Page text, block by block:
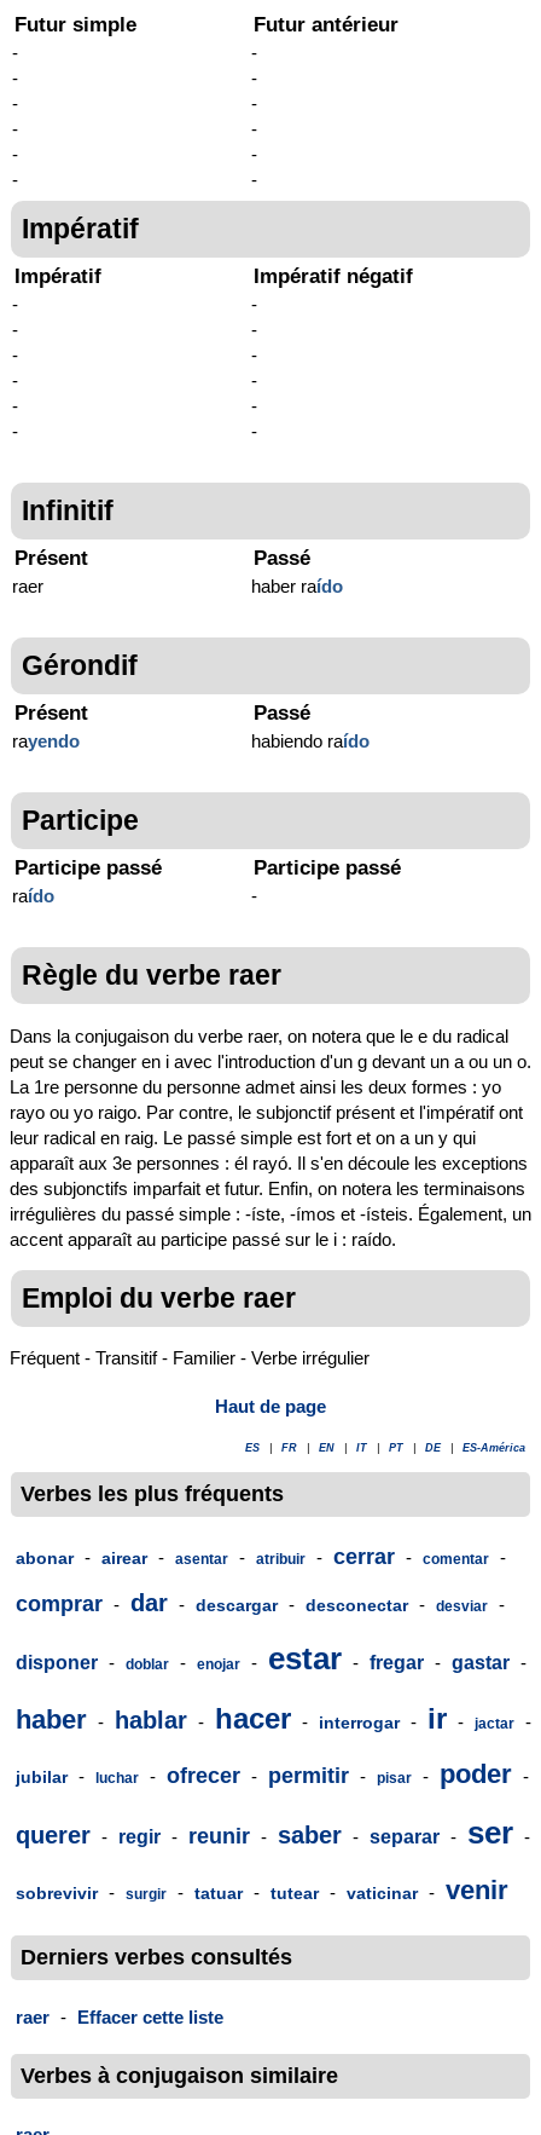
Futur simple
-
-
-
-
-
-
Futur antérieur
-
-
-
-
-
-
Impératif
Impératif
-
-
-
-
-
-
Impératif négatif
-
-
-
-
-
-
Infinitif
Présent
raer
Passé
haber raído
Gérondif
Présent
rayendo
Passé
habiendo raído
Participe
Participe passé
raído
Participe passé
-
Règle du verbe raer
Dans la conjugaison du verbe raer, on notera que le e du radical
peut se changer en i avec l'introduction d'un g devant un a ou un o.
La 1re personne du personne admet ainsi les deux formes : yo
rayo ou yo raigo. Par contre, le subjonctif présent et l'impératif ont
leur radical en raig. Le passé simple est fort et on a un y qui
apparaît aux 3e personnes : él rayó. Il s'en découle les exceptions
des subjonctifs imparfait et futur. Enfin, on notera les terminaisons
irrégulières du passé simple : -íste, -ímos et -ísteis. Également, un
accent apparaît au participe passé sur le i : raído.
Emploi du verbe raer
Fréquent - Transitif - Familier - Verbe irrégulier
Haut de page
ES FR EN IT PT DE ES-América
Verbes les plus fréquents
abonar - airear - asentar - atribuir - cerrar - comentar -
comprar - dar - descargar - desconectar - desviar -
disponer - doblar - enojar - estar - fregar - gastar -
haber - hablar - hacer - interrogar - ir - jactar -
jubilar - luchar - ofrecer - permitir - pisar - poder -
querer - regir - reunir - saber - separar - ser -
sobrevivir - surgir - tatuar - tutear - vaticinar - venir
Derniers verbes consultés
raer - Effacer cette liste
Verbes à conjugaison similaire